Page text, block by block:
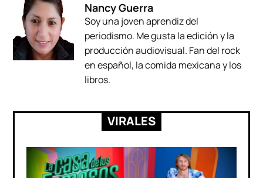
Nancy Guerra
Soy una joven aprendiz del
periodismo. Me gusta la edición y la
producción audiovisual. Fan del rock
en español, la comida mexicana y los
libros.
VIRALES